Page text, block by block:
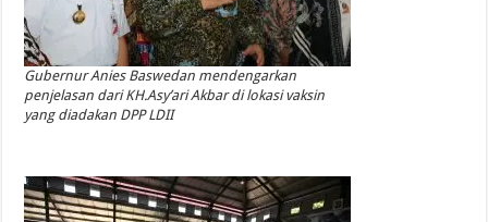
Gubernur Anies Baswedan mendengarkan
penjelasan dari KH.Asy’ari Akbar di lokasi vaksin
yang diadakan DPP LDII